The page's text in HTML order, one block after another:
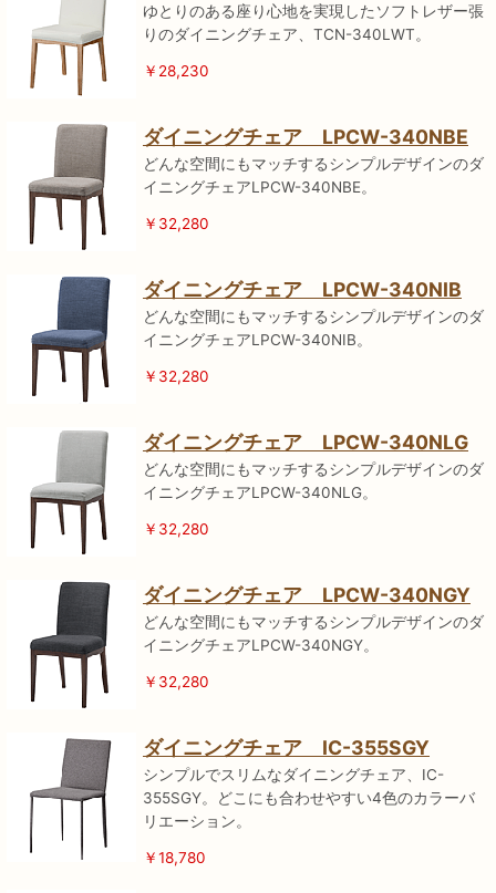
ゆとりのある座り心地を実現したソフトレザー張
りのダイニングチェア、TCN-340LWT。
￥28,230
ダイニングチェア LPCW-340NBE
どんな空間にもマッチするシンプルデザインのダ
イニングチェアLPCW-340NBE。
￥32,280
ダイニングチェア LPCW-340NIB
どんな空間にもマッチするシンプルデザインのダ
イニングチェアLPCW-340NIB。
￥32,280
ダイニングチェア LPCW-340NLG
どんな空間にもマッチするシンプルデザインのダ
イニングチェアLPCW-340NLG。
￥32,280
ダイニングチェア LPCW-340NGY
どんな空間にもマッチするシンプルデザインのダ
イニングチェアLPCW-340NGY。
￥32,280
ダイニングチェア IC-355SGY
シンプルでスリムなダイニングチェア、IC-
355SGY。どこにも合わせやすい4色のカラーバ
リエーション。
￥18,780